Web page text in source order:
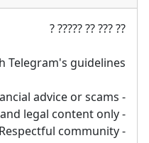
?? ??? ?? ????? ?
Telegram's guidelines:
- No financial advice or scams
- Ethical and legal content only
- Respectful community